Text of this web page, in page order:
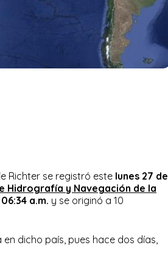
Richter se registró este lunes 27 de
Hidrografía y Navegación de la
06:34 a.m. y se originó a 10
dicho país, pues hace dos días,